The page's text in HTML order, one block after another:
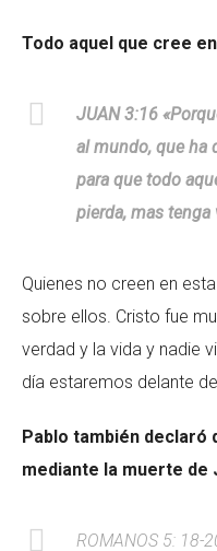
Todo aquel que cree
JUAN 3:16
al mundo, que ha
para que todo
pierda, mas tenga
Quienes no creen en
sobre ellos. Cristo fue
verdad y la vida y nadie
día estaremos delante
Pablo también declaró
mediante la muerte de
ROMANOS 5: 18-